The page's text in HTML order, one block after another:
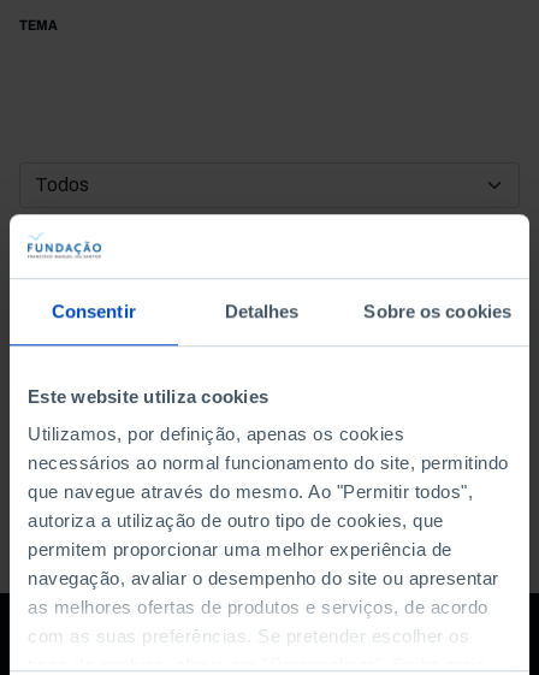
Consentir Detalhes Sobre os cookies
Este website utiliza cookies
Utilizamos, por definição, apenas os cookies
necessários ao normal funcionamento do site, permitindo
que navegue através do mesmo. Ao "Permitir todos",
autoriza a utilização de outro tipo de cookies, que
permitem proporcionar uma melhor experiência de
navegação, avaliar o desempenho do site ou apresentar
as melhores ofertas de produtos e serviços, de acordo
com as suas preferências. Se pretender escolher os
TEMA
DATA DE INÍCIO
DATA DE FIM